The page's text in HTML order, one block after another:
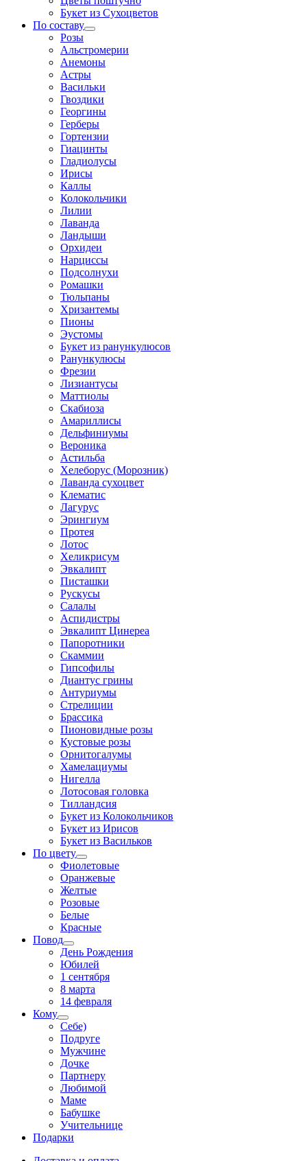
Букет из Сухоцветов
По составу
Розы
Альстромерии
Анемоны
Астры
Васильки
Гвоздики
Георгины
Герберы
Гортензии
Гиацинты
Гладиолусы
Ирисы
Каллы
Колокольчики
Лилии
Лаванда
Ландыши
Орхидеи
Нарциссы
Подсолнухи
Ромашки
Тюльпаны
Хризантемы
Пионы
Эустомы
Букет из ранункулюсов
Ранункулюсы
Фрезии
Лизиантусы
Маттиолы
Скабиоза
Амариллисы
Дельфиниумы
Вероника
Астильба
Хелеборус (Морозник)
Лаванда сухоцвет
Клематис
Лагурус
Эрингиум
Протея
Лотос
Хеликрисум
Эвкалипт
Писташки
Рускусы
Салалы
Аспидистры
Эвкалипт Цинереа
Папоротники
Скаммии
Гипсофилы
Диантус грины
Антуриумы
Стрелиции
Брассика
Пионовидные розы
Кустовые розы
Орнитогалумы
Хамелациумы
Нигелла
Лотосовая головка
Тилландсия
Букет из Колокольчиков
Букет из Ирисов
Букет из Васильков
По цвету
Фиолетовые
Оранжевые
Желтые
Розовые
Белые
Красные
Повод
День Рождения
Юбилей
1 сентября
8 марта
14 февраля
Кому
Себе)
Подруге
Мужчине
Дочке
Партнеру
Любимой
Маме
Бабушке
Учительнице
Подарки